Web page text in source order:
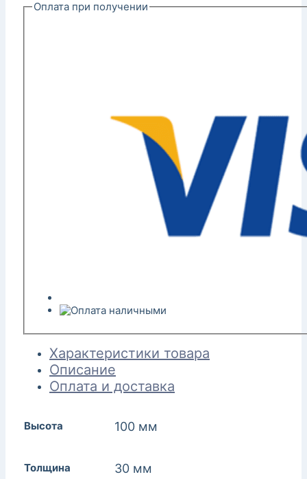
Оплата при получении
Характеристики товара
Описание
Оплата и доставка
Высота 100 мм
Толщина 30 мм